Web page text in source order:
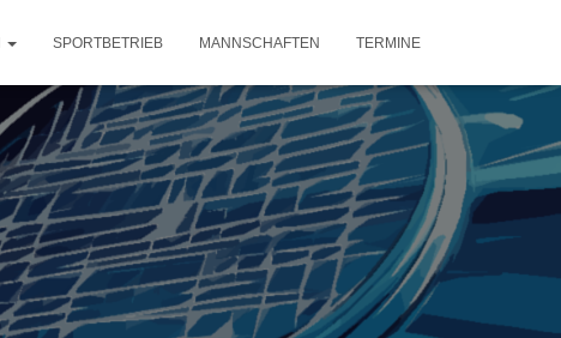
SPORTBETRIEB MANNSCHAFTEN TERMINE